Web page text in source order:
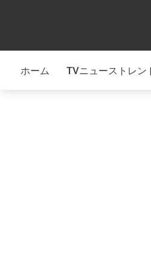
ホーム TVニューストレン